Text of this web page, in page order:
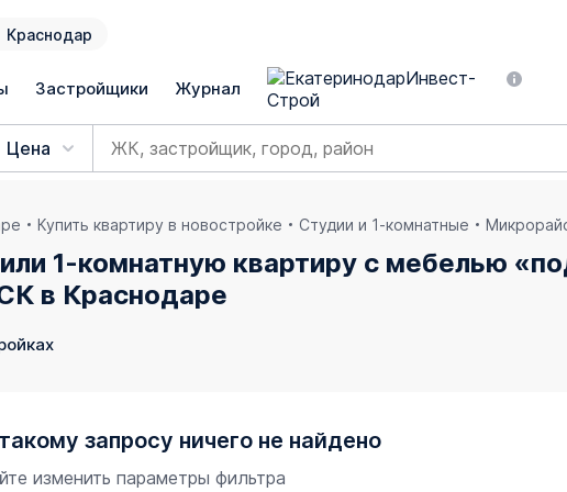
Краснодар
Застройщики Журнал
Цена
Купить квартиру в новостройке Студии и 1-комнатные
1-комнатную квартиру с мебелью
в Краснодаре
запросу ничего не найдено
изменить параметры фильтра